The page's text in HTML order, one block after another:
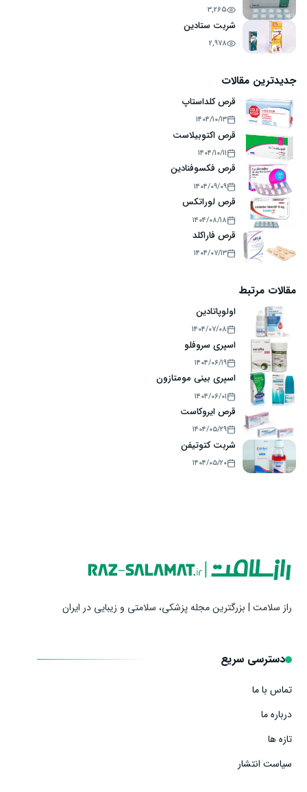
3,265
شربت ستادین
2,978
جدیدترین مقالات
قرص کلداستاپ
۱۴۰۴/۱۰/۱۳
قرص اکتوبیلاست
۱۴۰۴/۱۰/۱۱
قرص فکسوفنادین
۱۴۰۴/۰۹/۰۹
قرص لوراتکس
۱۴۰۴/۰۸/۱۸
قرص فاراکلد
۱۴۰۴/۰۷/۱۳
مقالات مرتبط
اولوپاتادین
۱۴۰۴/۰۷/۰۸
اسپری سروفلو
۱۴۰۴/۰۶/۱۹
اسپری بینی مومتازون
۱۴۰۴/۰۶/۰۱
قرص ایروکاست
۱۴۰۴/۰۵/۲۹
شربت کتوتیفن
۱۴۰۴/۰۵/۲۰
راز سلامت | بزرگترین مجله پزشکی، سلامتی و زیبایی در ایران
دسترسی سریع
تماس با ما
درباره ما
تازه ها
سیاست انتشار